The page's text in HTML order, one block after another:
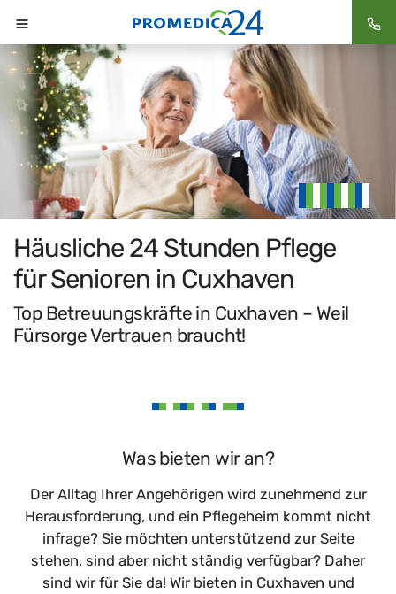
Häusliche 24 Stunden Pflege
für Senioren in Cuxhaven
Top Betreuungskräfte in Cuxhaven – Weil
Fürsorge Vertrauen braucht!
Was bieten wir an?
Der Alltag Ihrer Angehörigen wird zunehmend zur
Herausforderung, und ein Pflegeheim kommt nicht
infrage? Sie möchten unterstützend zur Seite
stehen, sind aber nicht ständig verfügbar? Daher
sind wir für Sie da! Wir bieten in Cuxhaven und